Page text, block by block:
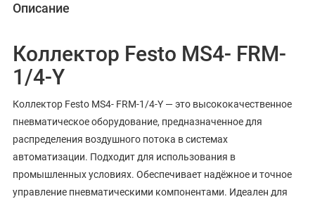
Описание
Коллектор Festo MS4- FRM-
1/4-Y
Коллектор Festo MS4- FRM-1/4-Y — это высококачественное
пневматическое оборудование, предназначенное для
распределения воздушного потока в системах
автоматизации. Подходит для использования в
промышленных условиях. Обеспечивает надёжное и точное
управление пневматическими компонентами. Идеален для